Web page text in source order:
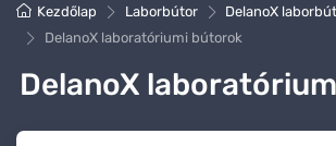
Kezdőlap Laborbútor
DelanoX
DelanoX laboratóriumi bútorok
DelanoX